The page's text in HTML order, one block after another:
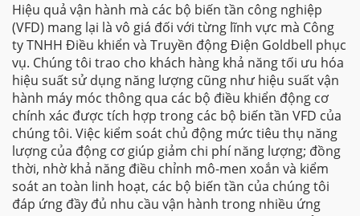
Hiệu quả vận hành mà các bộ biến tần công nghiệp
(VFD) mang lại là vô giá đối với từng lĩnh vực mà Công
ty TNHH Điều khiển và Truyền động Điện Goldbell phục
vụ. Chúng tôi trao cho khách hàng khả năng tối ưu hóa
hiệu suất sử dụng năng lượng cũng như hiệu suất vận
hành máy móc thông qua các bộ điều khiển động cơ
chính xác được tích hợp trong các bộ biến tần VFD của
chúng tôi. Việc kiểm soát chủ động mức tiêu thụ năng
lượng của động cơ giúp giảm chi phí năng lượng; đồng
thời, nhờ khả năng điều chỉnh mô-men xoắn và kiểm
soát an toàn linh hoạt, các bộ biến tần của chúng tôi
đáp ứng đầy đủ nhu cầu vận hành trong nhiều ứng